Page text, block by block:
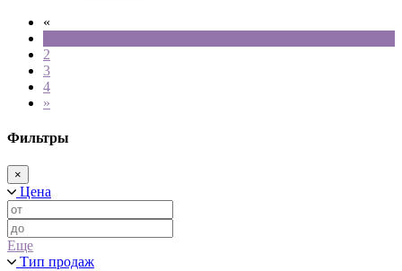
«
2
3
4
»
Фильтры
×
Цена
Еще
Тип продаж